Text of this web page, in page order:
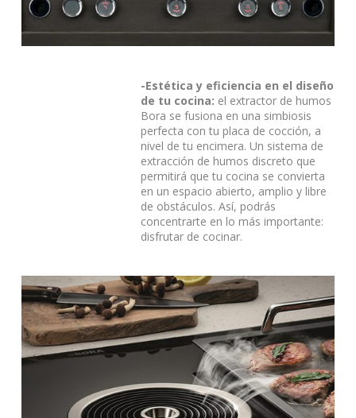
-Estética y eficiencia en el diseño
de tu cocina: el extractor de humos
Bora se fusiona en una simbiosis
perfecta con tu placa de cocción, a
nivel de tu encimera. Un sistema de
extracción de humos discreto que
permitirá que tu cocina se convierta
en un espacio abierto, amplio y libre
de obstáculos. Así, podrás
concentrarte en lo más importante:
disfrutar de cocinar.